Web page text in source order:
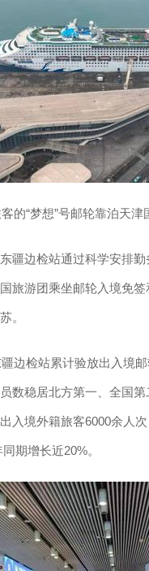
的“梦想”号邮轮靠泊天津
边检站通过科学安排勤
旅游团乘坐邮轮入境免
。
检站累计验放出入境邮
数稳居北方第一、全国
入境外籍旅客6000余人
期增长近20%。